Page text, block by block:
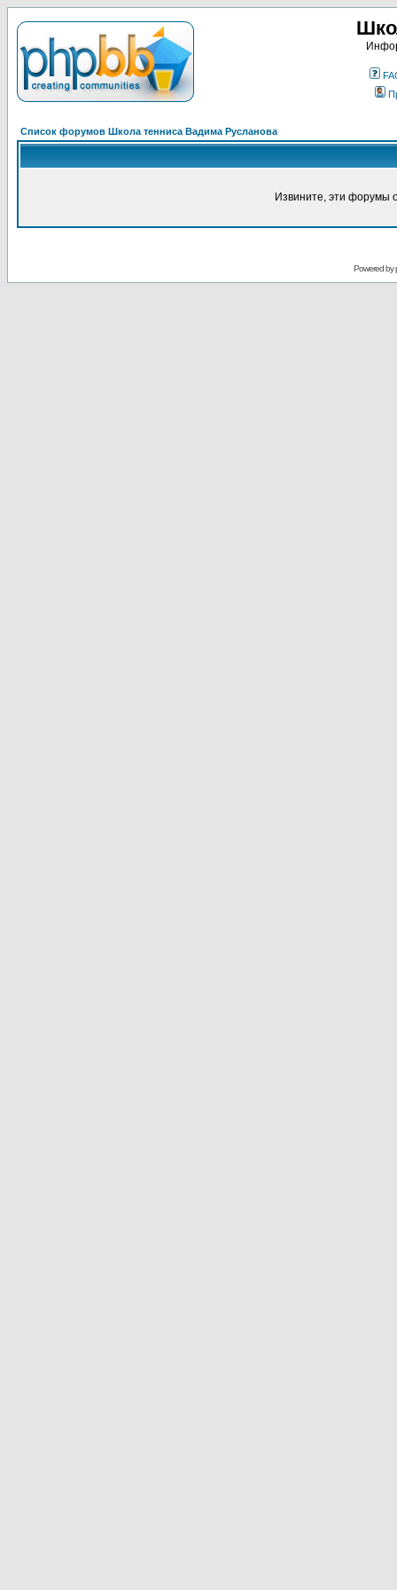
Список форумов Школа тенниса Вадима Русланова
Извините, эти форумы
Powered by